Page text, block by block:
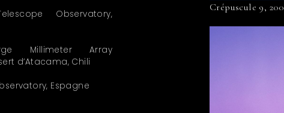
Observatory,
Millimeter Array
d’Atacama, Chili
Espagne
Crépuscule 9,